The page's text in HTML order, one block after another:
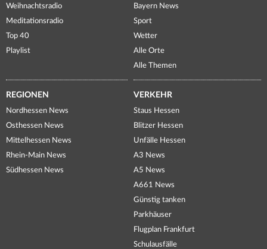
Weihnachtsradio
Meditationsradio
Top 40
Playlist
Bayern News
Sport
Wetter
Alle Orte
Alle Themen
REGIONEN
Nordhessen News
Osthessen News
Mittelhessen News
Rhein-Main News
Südhessen News
VERKEHR
Staus Hessen
Blitzer Hessen
Unfälle Hessen
A3 News
A5 News
A661 News
Günstig tanken
Parkhäuser
Flugplan Frankfurt
Schulausfälle